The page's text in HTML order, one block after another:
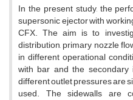
In the present study, the
supersonic ejector with
CFX. The aim is to
distribution, primary nozzle
in different operational
with bar and the
different outlet pressures are
used. The sidewalls are